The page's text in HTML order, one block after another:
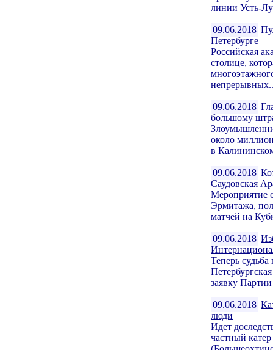
линии Усть-
09.06.2018
Петербурге
Российская
столице,
09.06.2018
большому
около
в
09.06.2018
Саудовская
Мероприятие
Эрмитажа,
матчей на
09.06.2018
Теперь
заявку
09.06.2018
люди
Идет
частный